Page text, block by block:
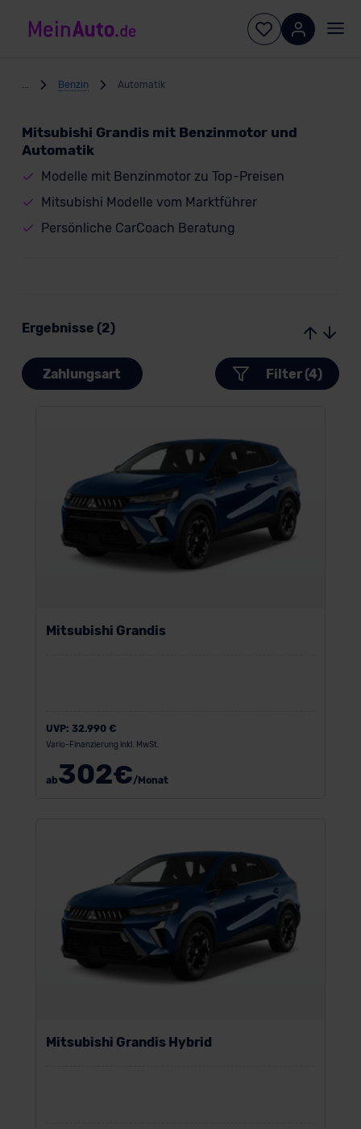
Benzin Automatik
Mitsubishi Grandis mit Benzinmotor und
Automatik
Modelle mit Benzinmotor zu Top-Preisen
Mitsubishi Modelle vom Marktführer
Persönliche CarCoach Beratung
Ergebnisse (2)
Zahlungsart Filter (4)
Mitsubishi Grandis
UVP: 32.990 €
Vario-Finanzierung inkl. MwSt.
ab302€/Monat
Mitsubishi Grandis Hybrid